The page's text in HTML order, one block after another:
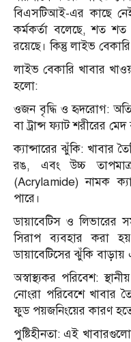
বিএসটিআই-এর কাছে
কর্মকর্তা বলেছে, শত শত
রয়েছে। কিন্তু লাইভ
লাইভ বেকারি খাবার
হলো:
ওজন বৃদ্ধি ও হৃদরোগ:
বা ট্রান্স ফ্যাট শরীরের
ক্যান্সারের ঝুঁকি: খাবার
রঙ, এবং উচ্চ
(Acrylamide) নামক
পারে।
ডায়াবেটিস ও লিভারের
সিরাপ ব্যবহার করা
ডায়াবেটিসের ঝুঁকি
অস্বাস্থ্যকর পরিবেশ:
নোংরা পরিবেশে খাবার
ফুড পয়জনিংয়ের কারণ
পুষ্টিহীনতা: এই